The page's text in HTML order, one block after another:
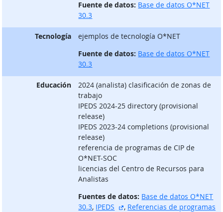
Fuente de datos: Base de datos O*NET
30.3
Tecnología
ejemplos de tecnología O*NET
Fuente de datos: Base de datos O*NET
30.3
Educación
2024 (analista) clasificación de zonas de
trabajo
IPEDS 2024-25 directory (provisional
release)
IPEDS 2023-24 completions (provisional
release)
referencia de programas de CIP de
O*NET-SOC
licencias del Centro de Recursos para
Analistas
Fuentes de datos: Base de datos O*NET
30.3, IPEDS sitio externo
, Referencias de programas